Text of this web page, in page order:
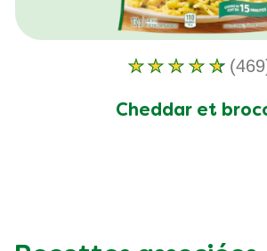
Cheddar et
La
note